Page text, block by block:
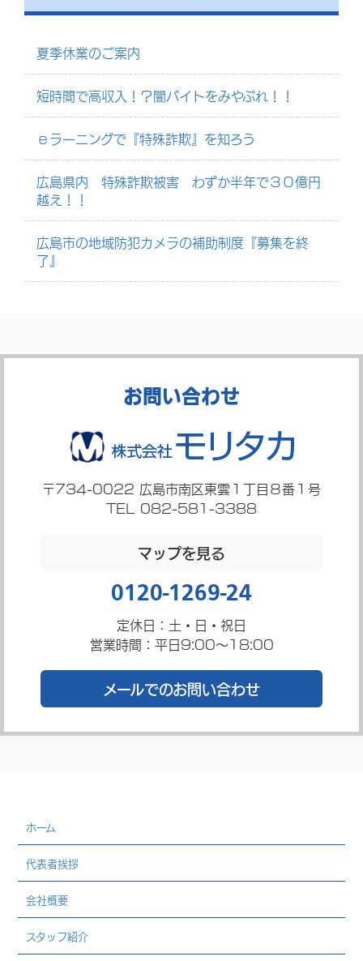
夏季休業のご案内
短時間で高収入！？闇バイトをみやぶれ！！
ｅラーニングで『特殊詐欺』を知ろう
広島県内 特殊詐欺被害 わずか半年で３０億円
越え！！
広島市の地域防犯カメラの補助制度『募集を終
了』
お問い合わせ
〒734-0022 広島市南区東雲１丁目８番１号
TEL 082-581-3388
マップを見る
0120-1269-24
定休日：土・日・祝日
営業時間：平日9:00～18:00
メールでのお問い合わせ
ホーム
代表者挨拶
会社概要
スタッフ紹介